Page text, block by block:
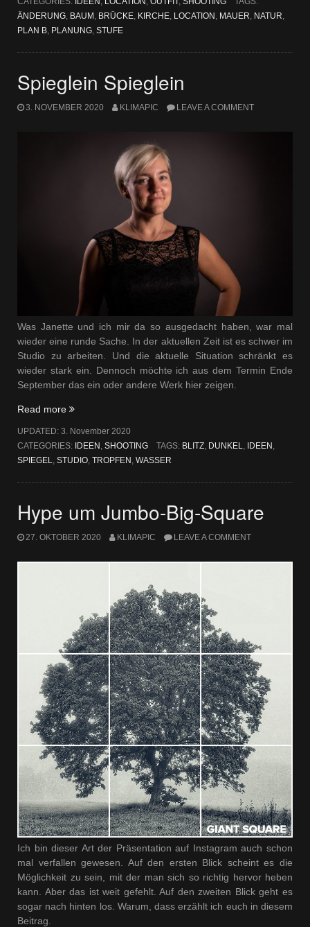
ÄNDERUNG, BAUM , BRÜCKE, KIRCHE, LOCATION , MAUER, NATUR,
PLAN B, PLANUNG, STUFE
Spieglein Spieglein
3. NOVEMBER 2020 KLIMAPIC LEAVE A COMMENT
Was Janette und ich mir da so ausgedacht haben, war mal
wieder eine runde Sache. In der aktuellen Zeit ist es schwer im
Studio zu arbeiten. Und die aktuelle Situation schränkt es
wieder stark ein. Dennoch möchte ich aus dem Termin Ende
September das ein oder andere Werk hier zeigen.
Read more „Spieglein
UPDATED: 3. November 2020
CATEGORIES: IDEEN SHOOTING TAGS: BLITZ, DUNKEL IDEEN
SPIEGEL
STUDIO TROPFEN WASSER
Hype um Jumbo-Big-Square
27. OKTOBER 2020 KLIMAPIC LEAVE A COMMENT
Ich bin dieser Art der Präsentation auf Instagram auch schon
mal verfallen gewesen. Auf den ersten Blick scheint es die
Möglichkeit zu sein, mit der man sich so richtig hervor heben
kann. Aber das ist weit gefehlt. Auf den zweiten Blick geht es
sogar nach hinten los. Warum, dass erzählt ich euch in diesem
Beitrag.